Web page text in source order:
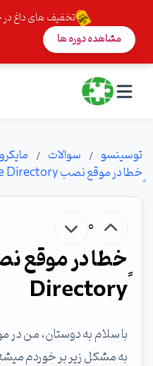
تخفیف های داغ در
مشاهده دوره ها
توسینسو سوالات
ٍخطا در موقع نصب Active Directory
0
Directory
به مشکل زیر بر خوردم میشه